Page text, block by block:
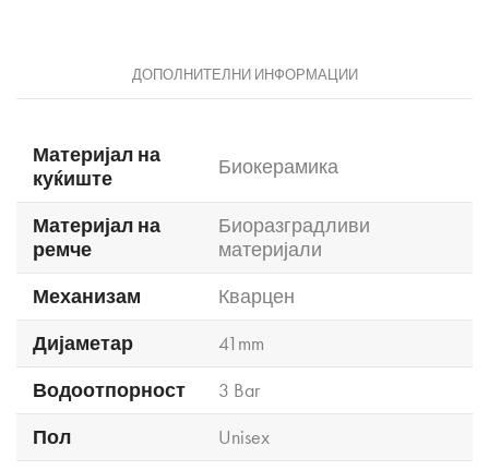
ДОПОЛНИТЕЛНИ ИНФОРМАЦИИ
Материјал на
куќиште
Биокерамика
Материјал на
ремче
Биоразградливи
материјали
Механизам
Кварцен
Дијаметар
41mm
Водоотпорност
3 Bar
Пол
Unisex